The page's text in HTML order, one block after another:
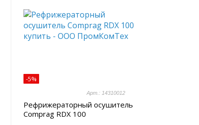
-5%
Арт.: 14310012
Рефрижераторный осушитель
Comprag RDX 100